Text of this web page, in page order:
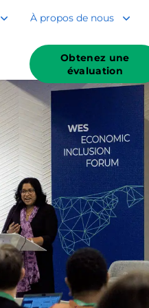
À propos de nous
Obtenez une
évaluation